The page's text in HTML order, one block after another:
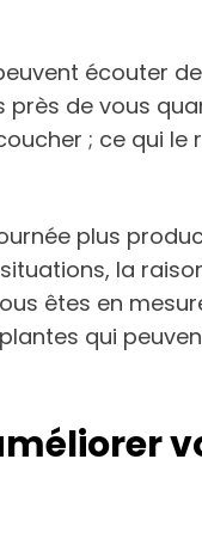
écouter
de vous
; ce qui
plus
la
êtes en
qui